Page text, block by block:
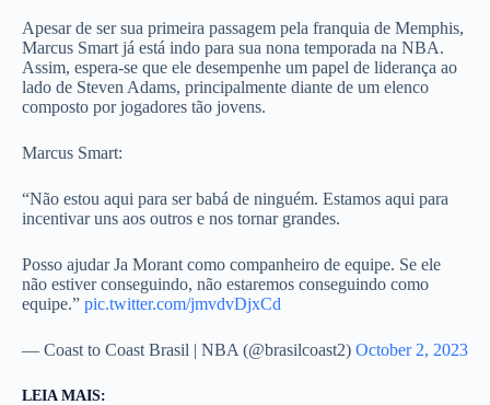
Apesar de ser sua primeira passagem pela franquia de Memphis,
Marcus Smart já está indo para sua nona temporada na NBA.
Assim, espera-se que ele desempenhe um papel de liderança ao
lado de Steven Adams, principalmente diante de um elenco
composto por jogadores tão jovens.
Marcus Smart:
“Não estou aqui para ser babá de ninguém. Estamos aqui para
incentivar uns aos outros e nos tornar grandes.
Posso ajudar Ja Morant como companheiro de equipe. Se ele
não estiver conseguindo, não estaremos conseguindo como
equipe.” pic.twitter.com/jmvdvDjxCd
— Coast to Coast Brasil | NBA (@brasilcoast2) October 2, 2023
LEIA MAIS: